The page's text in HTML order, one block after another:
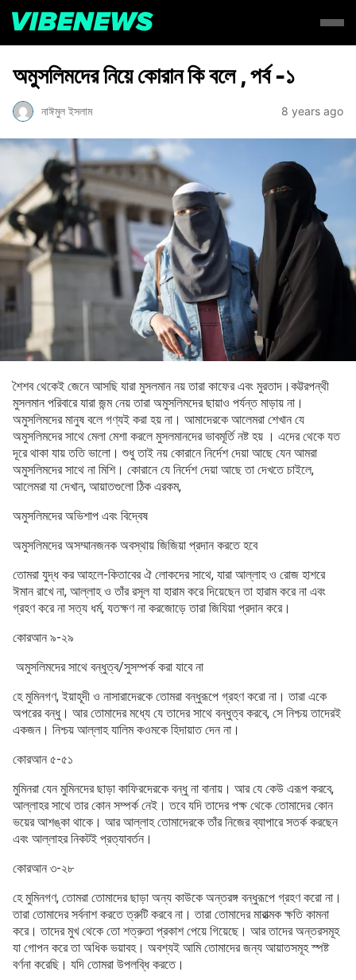
অমুসলিমদের নিয়ে কোরান কি বলে , পর্ব -১
নাঈমুল ইসলাম 8 years ago
শৈশব থেকেই জেনে আসছি যারা মুসলমান নয় তারা কাফের এবং মুরতাদ।কট্টরপন্থী
মুসলমান পরিবারে যারা জন্ম নেয় তারা অমুসলিমদের ছায়াও পর্যন্ত মাড়ায় না।
অমুসলিমদের মানুষ বলে গণ্যই করা হয় না। আমাদেরকে আলেমরা শেখান যে
অমুসলিমদের সাথে মেলা মেশা করলে মুসলমানদের ভাবমূর্তি নষ্ট হয় । এদের থেকে যত
দূরে থাকা যায় ততি ভালো। শুধু তাই নয় কোরানে নির্দেশ দেয়া আছে যেন আমরা
অমুসলিমদের সাথে না মিশি। কোরানে যে নির্দেশ দেয়া আছে তা দেখতে চাইলে,
আলেমরা যা দেখান, আয়াতগুলো ঠিক এরকম,
অমুসলিমদের অভিশাপ এবং বিদ্বেষ
অমুসলিমদের অসম্মানজনক অবস্থায় জিজিয়া প্রদান করতে হবে
তোমরা যুদ্ধ কর আহলে-কিতাবের ঐ লোকদের সাথে, যারা আল্লাহ ও রোজ হাশরে
ঈমান রাখে না, আল্লাহ ও তাঁর রসূল যা হারাম করে দিয়েছেন তা হারাম করে না এবং
গ্রহণ করে না সত্য ধর্ম, যতক্ষণ না করজোড়ে তারা জিযিয়া প্রদান করে।
কোরআন ৯-২৯
অমুসলিমদের সাথে বন্ধুত্ব/সুসম্পর্ক করা যাবে না
হে মুমিনগণ, ইয়াহূদী ও নাসারাদেরকে তোমরা বন্ধুরূপে গ্রহণ করো না। তারা একে
অপরের বন্ধু। আর তোমাদের মধ্যে যে তাদের সাথে বন্ধুত্ব করবে, সে নিশ্চয় তাদেরই
একজন। নিশ্চয় আল্লাহ যালিম কওমকে হিদায়াত দেন না।
কোরআন ৫-৫১
মুমিনরা যেন মুমিনদের ছাড়া কাফিরদেরকে বন্ধু না বানায়। আর যে কেউ এরূপ করবে,
আল্লাহর সাথে তার কোন সম্পর্ক নেই। তবে যদি তাদের পক্ষ থেকে তোমাদের কোন
ভয়ের আশঙ্কা থাকে। আর আল্লাহ তোমাদেরকে তাঁর নিজের ব্যাপারে সতর্ক করছেন
এবং আল্লাহর নিকটই প্রত্যাবর্তন।
কোরআন ৩-২৮
হে মুমিনগণ, তোমরা তোমাদের ছাড়া অন্য কাউকে অন্তরঙ্গ বন্ধুরূপে গ্রহণ করো না।
তারা তোমাদের সর্বনাশ করতে ত্রুটি করবে না। তারা তোমাদের মারাত্মক ক্ষতি কামনা
করে। তাদের মুখ থেকে তো শত্রুতা প্রকাশ পেয়ে গিয়েছে। আর তাদের অন্তরসমূহ
যা গোপন করে তা অধিক ভয়াবহ। অবশ্যই আমি তোমাদের জন্য আয়াতসমূহ স্পষ্ট
বর্ণনা করেছি। যদি তোমরা উপলব্ধি করতে।